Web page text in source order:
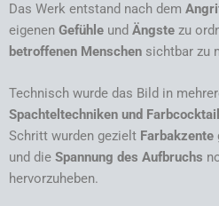
Das Werk entstand nach dem
eigenen Gefühle und Ängste zu
betroffenen Menschen sichtbar zu
Technisch wurde das Bild in
Spachteltechniken und
Schritt wurden gezielt Farbakzente
und die Spannung des Aufbruchs
hervorzuheben.